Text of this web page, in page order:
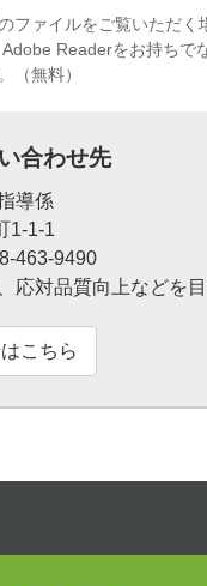
ファイルをご覧いただ
Adobe Readerをお持ちで
（無料）
合わせ先
導係
1-1-1
463-9490
応対品質向上などを
こちら